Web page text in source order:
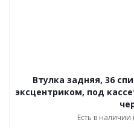
Втулка задняя, 36
эксцентриком, под
Есть в наличии